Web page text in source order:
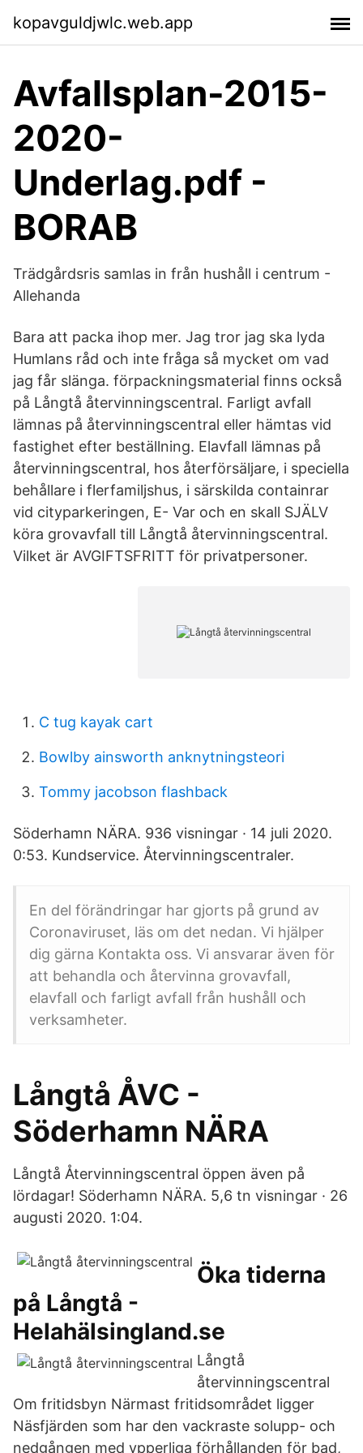
kopavguldjwlc.web.app
Avfallsplan-2015-
2020-
Underlag.pdf -
BORAB
Trädgårdsris samlas in från hushåll i centrum -
Allehanda
Bara att packa ihop mer. Jag tror jag ska lyda
Humlans råd och inte fråga så mycket om vad
jag får slänga. förpackningsmaterial finns också
på Långtå återvinningscentral. Farligt avfall
lämnas på återvinningscentral eller hämtas vid
fastighet efter beställning. Elavfall lämnas på
återvinningscentral, hos återförsäljare, i speciella
behållare i flerfamiljshus, i särskilda containrar
vid cityparkeringen, E- Var och en skall SJÄLV
köra grovavfall till Långtå återvinningscentral.
Vilket är AVGIFTSFRITT för privatpersoner.
C tug kayak cart
Bowlby ainsworth anknytningsteori
Tommy jacobson flashback
Söderhamn NÄRA. 936 visningar · 14 juli 2020.
0:53. Kundservice. Återvinningscentraler.
En del förändringar har gjorts på grund av
Coronaviruset, läs om det nedan. Vi hjälper
dig gärna Kontakta oss. Vi ansvarar även för
att behandla och återvinna grovavfall,
elavfall och farligt avfall från hushåll och
verksamheter.
Långtå ÅVC -
Söderhamn NÄRA
Långtå Återvinningscentral öppen även på
lördagar! Söderhamn NÄRA. 5,6 tn visningar · 26
augusti 2020. 1:04.
Öka tiderna
på Långtå -
Helahälsingland.se
Långtå
återvinningscentral
Om fritidsbyn Närmast fritidsområdet ligger
Näsfjärden som har den vackraste solupp- och
nedgången med ypperliga förhållanden för bad,